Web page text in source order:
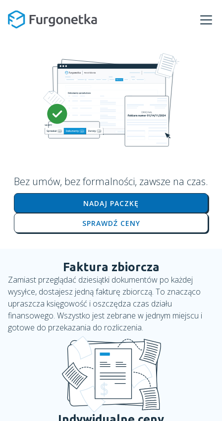
Bez umów, bez formalności, zawsze na czas.
NADAJ PACZKĘ
SPRAWDŹ CENY
Faktura zbiorcza
Zamiast przeglądać dziesiątki dokumentów po każdej
wysyłce, dostajesz jedną fakturę zbiorczą. To znacząco
upraszcza księgowość i oszczędza czas działu
finansowego. Wszystko jest zebrane w jednym miejscu i
gotowe do przekazania do rozliczenia.